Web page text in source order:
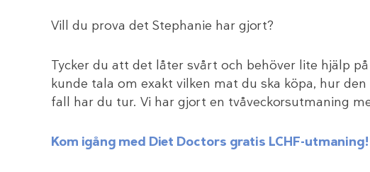
Vill du prova det Stephanie har gjort?
Tycker du att det låter svårt och behöver lite hjälp
kunde tala om exakt vilken mat du ska köpa, hur
fall har du tur. Vi har gjort en tvåveckorsutmaning
Kom igång med Diet Doctors gratis LCHF-utmaning!